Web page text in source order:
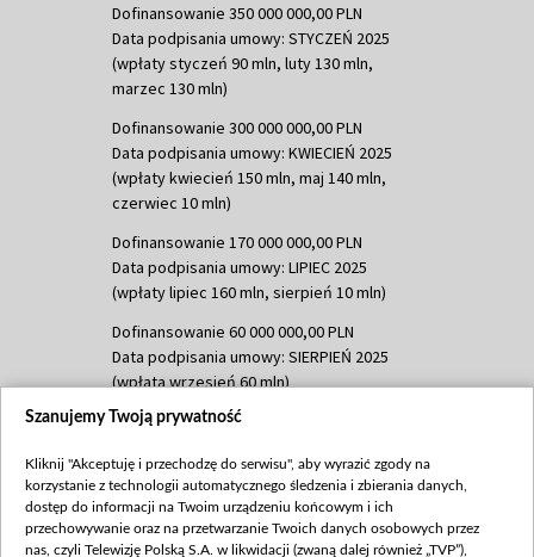
Dofinansowanie 350 000 000,00 PLN
Data podpisania umowy: STYCZEŃ 2025
(wpłaty styczeń 90 mln, luty 130 mln,
marzec 130 mln)
Dofinansowanie 300 000 000,00 PLN
Data podpisania umowy: KWIECIEŃ 2025
(wpłaty kwiecień 150 mln, maj 140 mln,
czerwiec 10 mln)
Dofinansowanie 170 000 000,00 PLN
Data podpisania umowy: LIPIEC 2025
(wpłaty lipiec 160 mln, sierpień 10 mln)
Dofinansowanie 60 000 000,00 PLN
Data podpisania umowy: SIERPIEŃ 2025
(wpłata wrzesień 60 mln)
Dofinansowanie 635 783 051,21 PLN
(wpłata wrzesień 100 mln, październik 350
mln, listopad 265 mln)
Dofinansowanie 48 862 000,00 PLN
Szanujemy Twoją prywatność
Kliknij "Akceptuję i przechodzę do serwisu", aby wyrazić zgody na
korzystanie z technologii automatycznego śledzenia i zbierania danych,
dostęp do informacji na Twoim urządzeniu końcowym i ich
przechowywanie oraz na przetwarzanie Twoich danych osobowych przez
nas, czyli Telewizję Polską S.A. w likwidacji (zwaną dalej również „TVP”),